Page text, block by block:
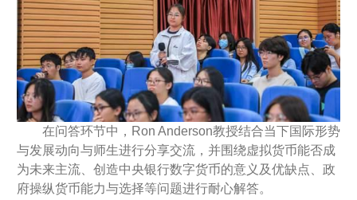
在问答环节中，Ron Anderson教授结合当下国际形势
与发展动向与师生进行分享交流，并围绕虚拟货币能否成
为未来主流、创造中央银行数字货币的意义及优缺点、政
府操纵货币能力与选择等问题进行耐心解答。